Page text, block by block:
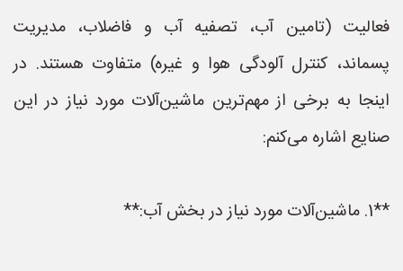
فعالیت (تامین آب، تصفیه آب و فاضلاب، مدیریت
پسماند، کنترل آلودگی هوا و غیره) متفاوت هستند. در
اینجا به برخی از مهم‌ترین ماشین‌آلات مورد نیاز در این
صنایع اشاره می‌کنم:
**1. ماشین‌آلات مورد نیاز در بخش آب:**